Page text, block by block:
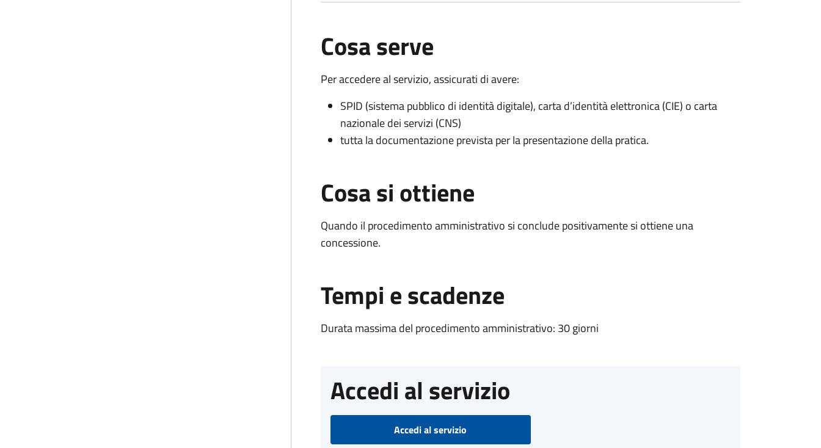
Cosa serve
Per accedere al servizio, assicurati di avere:
SPID (sistema pubblico di identità digitale), carta d’identità elettronica (CIE) o carta
nazionale dei servizi (CNS)
tutta la documentazione prevista per la presentazione della pratica.
Cosa si ottiene
Quando il procedimento amministrativo si conclude positivamente si ottiene una
concessione.
Tempi e scadenze
Durata massima del procedimento amministrativo: 30 giorni
Accedi al servizio
Accedi al servizio